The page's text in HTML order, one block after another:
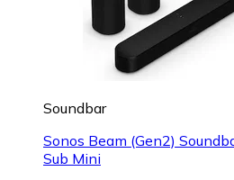
Soundbar
Sonos Beam (Gen2)
Sub Mini